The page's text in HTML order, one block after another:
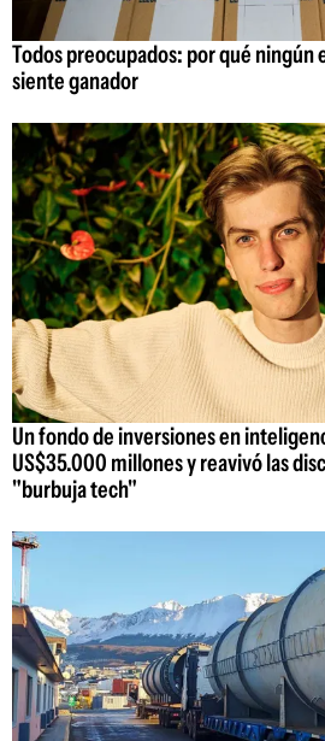
Todos preocupados: por qué ningún
siente ganador
Un fondo de inversiones en
US$35.000 millones y reavivó las
"burbuja tech"